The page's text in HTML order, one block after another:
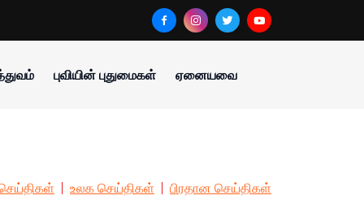
புவியின் புதுமைகள் ஏனையவை
உலக செய்திகள் பிரதான செய்திகள்